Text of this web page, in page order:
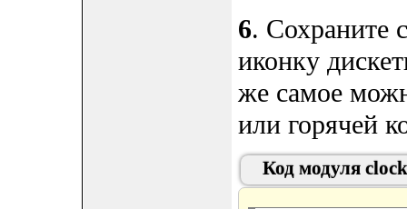
6. Сохраните
иконку
же самое
или горячей
Код модуля